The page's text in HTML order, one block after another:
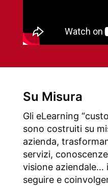
Su Misura
Gli eLearning
sono costruiti su
azienda,
servizi,
visione aziendale…
seguire e